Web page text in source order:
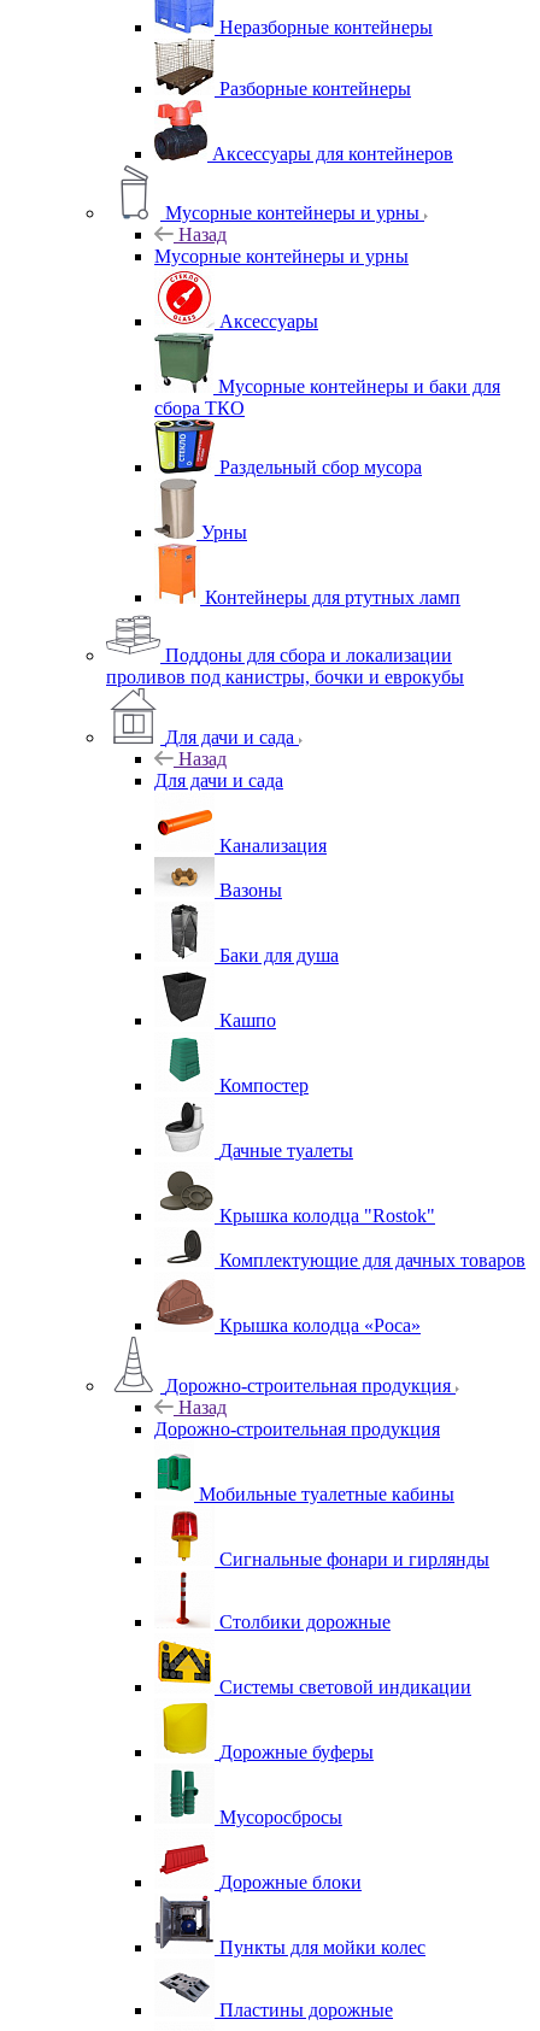
Неразборные контейнеры
Разборные контейнеры
Аксессуары для контейнеров
Мусорные контейнеры и урны
Назад
Мусорные контейнеры и урны
Аксессуары
Мусорные контейнеры и баки для
сбора ТКО
Раздельный сбор мусора
Урны
Контейнеры для ртутных ламп
Поддоны для сбора и локализации
проливов под канистры, бочки и еврокубы
Для дачи и сада
Назад
Для дачи и сада
Канализация
Вазоны
Баки для душа
Кашпо
Компостер
Дачные туалеты
Крышка колодца "Rostok"
Комплектующие для дачных товаров
Крышка колодца «Роса»
Дорожно-строительная продукция
Назад
Дорожно-строительная продукция
Мобильные туалетные кабины
Сигнальные фонари и гирлянды
Столбики дорожные
Системы световой индикации
Дорожные буферы
Мусоросбросы
Дорожные блоки
Пункты для мойки колес
Пластины дорожные